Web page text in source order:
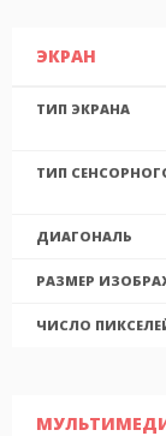
ЭКРАН
ТИП ЭКРАНА
ТИП
ДИАГОНАЛЬ
РАЗМЕР
ЧИСЛО